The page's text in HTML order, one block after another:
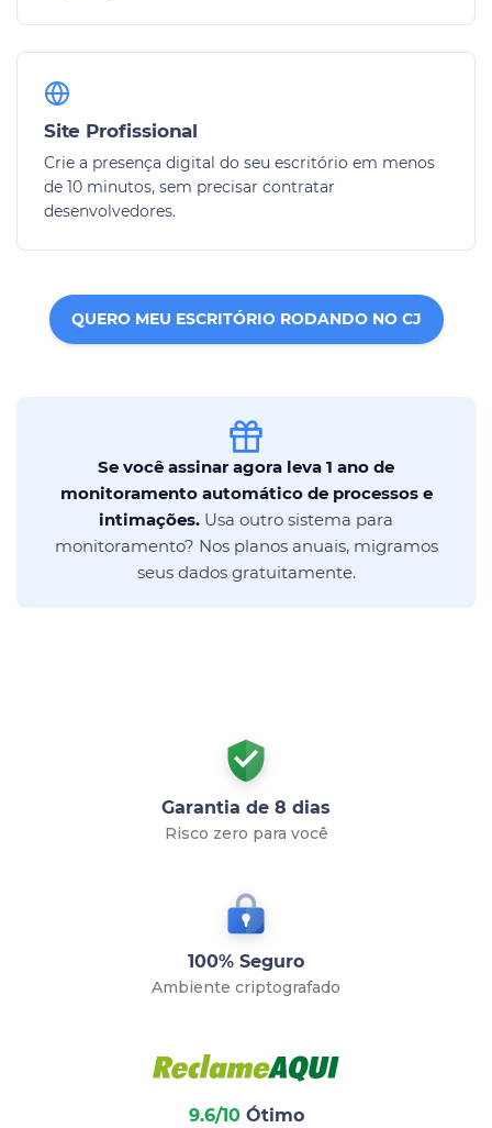
Site Profissional
Crie a presença digital do seu escritório em menos
de 10 minutos, sem precisar contratar
desenvolvedores.
QUERO MEU ESCRITÓRIO RODANDO NO CJ
Se você assinar agora leva 1 ano de
monitoramento automático de processos e
intimações. Usa outro sistema para
monitoramento? Nos planos anuais, migramos
seus dados gratuitamente.
Garantia de 8 dias
Risco zero para você
100% Seguro
Ambiente criptografado
9.6/10Ótimo